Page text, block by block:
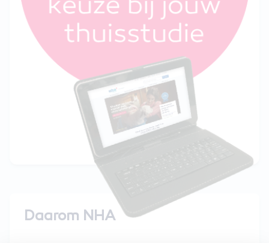
Daarom NHA